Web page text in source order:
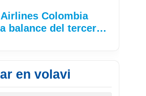
Airlines Colombia
balance del tercer…
en volavi